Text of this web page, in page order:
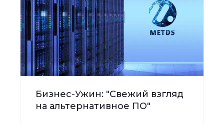
Бизнес-Ужин: "Свежий взгляд
на альтернативное ПО"